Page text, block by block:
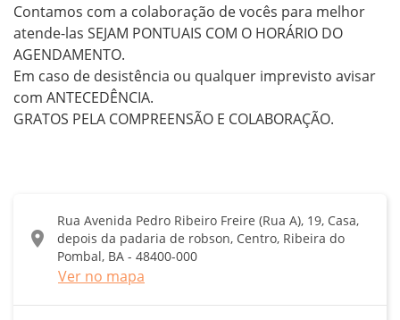
Contamos com a colaboração de vocês para melhor
atende-las SEJAM PONTUAIS COM O HORÁRIO DO
AGENDAMENTO.
Em caso de desistência ou qualquer imprevisto avisar
com ANTECEDÊNCIA.
GRATOS PELA COMPREENSÃO E COLABORAÇÃO.
location_on
Rua Avenida Pedro Ribeiro Freire (Rua A), 19, Casa,
depois da padaria de robson, Centro, Ribeira do
Pombal, BA - 48400-000
Ver no mapa